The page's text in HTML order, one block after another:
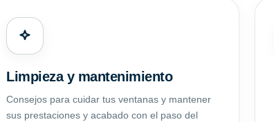
Limpieza y mantenimiento
Consejos para cuidar tus ventanas y mantener
sus prestaciones y acabado con el paso del